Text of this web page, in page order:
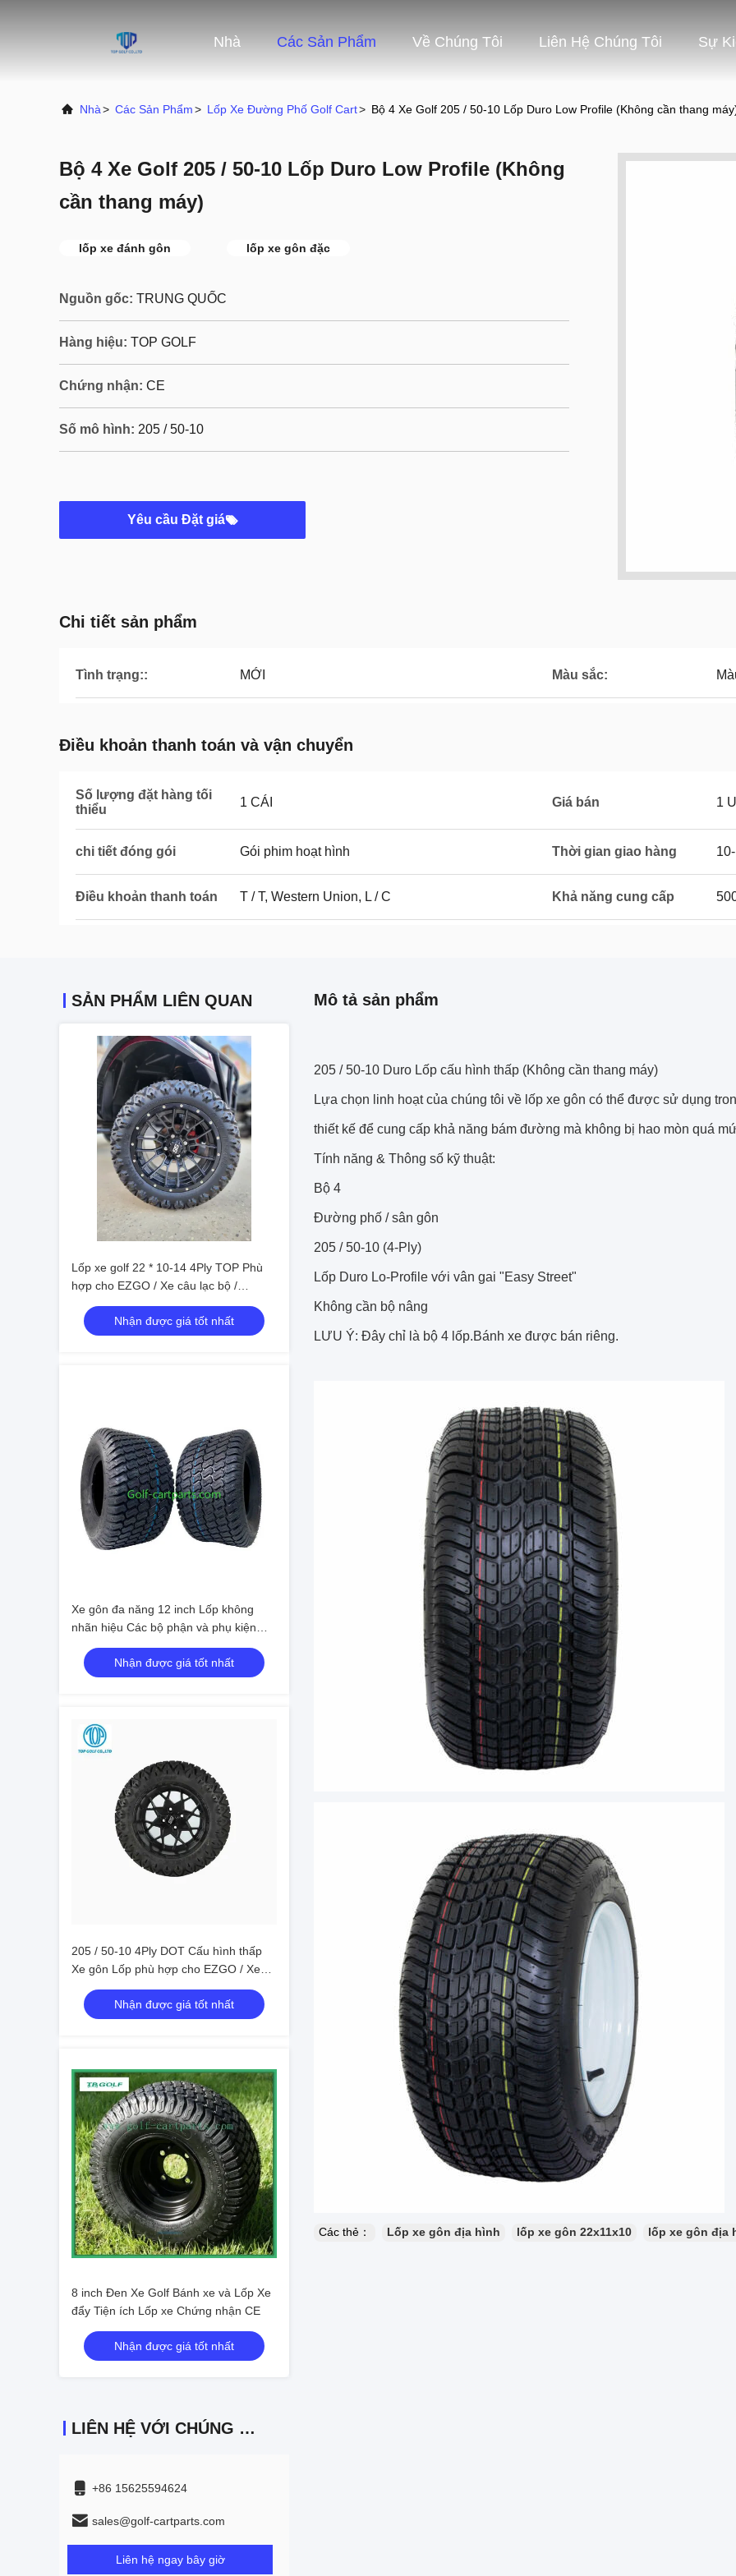
Nhà Các Sản Phẩm Về Chúng Tôi Liên Hệ Chúng Tôi Sự
Nhà> Các Sản Phẩm> Lốp Xe Đường Phố Golf Cart> Bộ 4 Xe Golf 205 / 50-10 Lốp Duro Low Profile (Không cần thang
Bộ 4 Xe Golf 205 / 50-10 Lốp Duro Low Profile (Không
cần thang máy)
lốp xe đánh gôn lốp xe gôn đặc
Nguồn gốc: TRUNG QUỐC
Hàng hiệu: TOP GOLF
Chứng nhận: CE
Số mô hình: 205 / 50-10
Yêu cầu Đặt giá
Chi tiết sản phẩm
Tình trạng:: MỚI Màu sắc:
Điều khoản thanh toán và vận chuyển
Số lượng đặt hàng tối
thiểu
1 CÁI Giá bán 1
chi tiết đóng gói Gói phim hoạt hình Thời gian giao hàng
Điều khoản thanh toán T / T, Western Union, L / C Khả năng cung cấp
SẢN PHẨM LIÊN QUAN
Lốp xe golf 22 * ​​10-14 4Ply TOP Phù
hợp cho EZGO / Xe câu lạc bộ /
Yamaha
Nhận được giá tốt nhất
Xe gôn đa năng 12 inch Lốp không
nhãn hiệu Các bộ phận và phụ kiện
của xe gôn
Nhận được giá tốt nhất
205 / 50-10 4Ply DOT Cấu hình thấp
Xe gôn Lốp phù hợp cho EZGO / Xe
câu lạc bộ
Nhận được giá tốt nhất
8 inch Đen Xe Golf Bánh xe và Lốp Xe
đẩy Tiện ích Lốp xe Chứng nhận CE
Nhận được giá tốt nhất
LIÊN HỆ VỚI CHÚNG TÔI
+86 15625594624
sales@golf-cartparts.com
Liên hệ ngay bây giờ
Mô tả sản phẩm
205 / 50-10 Duro Lốp cấu hình thấp (Không cần thang máy)
Lựa chọn linh hoạt của chúng tôi về lốp xe gôn có thể được sử dụng
thiết kế để cung cấp khả năng bám đường mà không bị hao mòn quá
Tính năng & Thông số kỹ thuật:
Bộ 4
Đường phố / sân gôn
205 / 50-10 (4-Ply)
Lốp Duro Lo-Profile với vân gai "Easy Street"
Không cần bộ nâng
LƯU Ý: Đây chỉ là bộ 4 lốp.Bánh xe được bán riêng.
Các thẻ： Lốp xe gôn địa hình lốp xe gôn 22x11x10 lốp xe gôn địa